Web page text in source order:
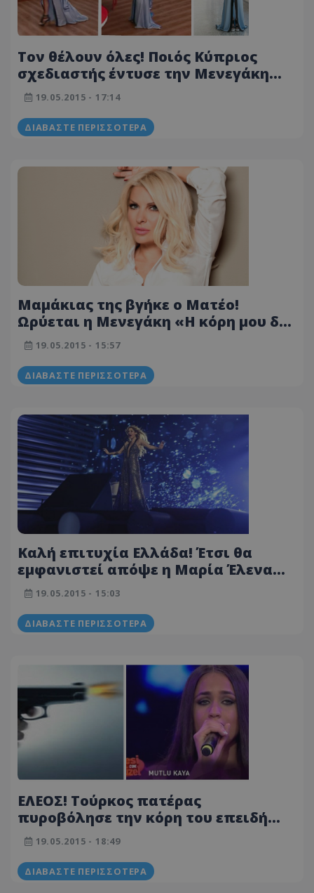
Τον θέλουν όλες! Ποιός Κύπριος
σχεδιαστής έντυσε την Μενεγάκη
στην πιο εντυπωσιακή της
εμφάνιση;
19.05.2015 - 17:14
ΔΙΑΒΆΣΤΕ ΠΕΡΙΣΣΌΤΕΡΑ
Μαμάκιας της βγήκε ο Ματέο!
Ωρύεται η Μενεγάκη «Η κόρη μου δεν
θα βγει Λιλίκα»
19.05.2015 - 15:57
ΔΙΑΒΆΣΤΕ ΠΕΡΙΣΣΌΤΕΡΑ
Καλή επιτυχία Ελλάδα! Έτσι θα
εμφανιστεί απόψε η Μαρία Έλενα
στη σκηνή της Eurovision (VIDEO)
19.05.2015 - 15:03
ΔΙΑΒΆΣΤΕ ΠΕΡΙΣΣΌΤΕΡΑ
ΕΛΕΟΣ! Τούρκος πατέρας
πυροβόλησε την κόρη του επειδή
πήγε στο «The Voice» - Στο κεφάλι η
σφαίρα
19.05.2015 - 18:49
ΔΙΑΒΆΣΤΕ ΠΕΡΙΣΣΌΤΕΡΑ